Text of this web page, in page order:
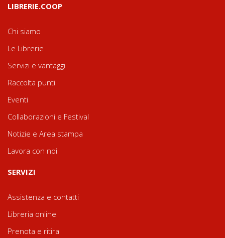
LIBRERIE.COOP
Chi siamo
Le Librerie
Servizi e vantaggi
Raccolta punti
Eventi
Collaborazioni e Festival
Notizie e Area stampa
Lavora con noi
SERVIZI
Assistenza e contatti
Libreria online
Prenota e ritira